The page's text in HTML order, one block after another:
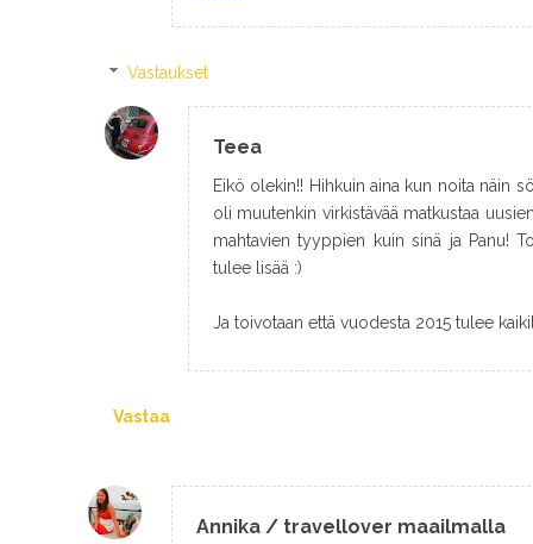
Vastaukset
Teea
Eikö olekin!! Hihkuin aina kun noita näin
oli muutenkin virkistävää matkustaa
mahtavien tyyppien kuin sinä ja Panu!
tulee lisää :)
Ja toivotaan että vuodesta 2015 tulee
Vastaa
Annika / travellover maailmalla